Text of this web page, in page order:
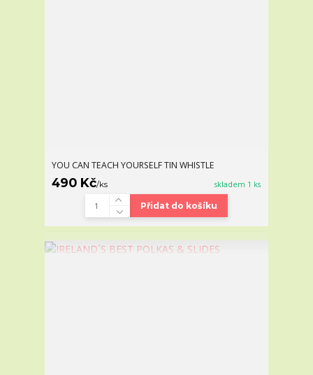
YOU CAN TEACH YOURSELF TIN WHISTLE
490 Kč/ks skladem 1 ks
Přidat do košíku